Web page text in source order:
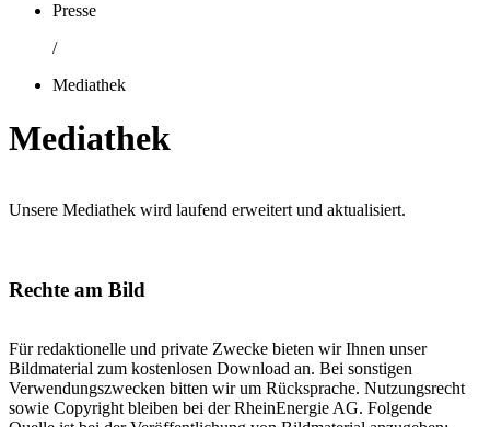
Presse
/
Mediathek
Mediathek
Unsere Mediathek wird laufend erweitert und aktualisiert.
Rechte am Bild
Für redaktionelle und private Zwecke bieten wir Ihnen unser
Bildmaterial zum kostenlosen Download an. Bei sonstigen
Verwendungszwecken bitten wir um Rücksprache. Nutzungsrecht
sowie Copyright bleiben bei der RheinEnergie AG. Folgende